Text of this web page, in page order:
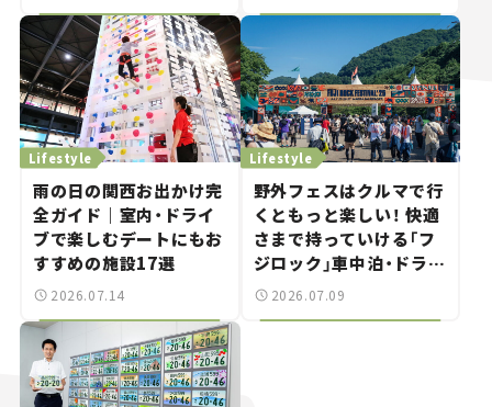
推し駅ガイド】vol.15
Lifestyle
雨の日の関西お出かけ完
全ガイド｜室内・ドライ
ブで楽しむデートにもお
すすめの施設17選
2026.07.14
Lifestyle
野外フェスはクルマで行
くともっと楽しい！ 快適
さまで持っていける「フ
ジロック」車中泊・ドライ
ブガイド。
2026.07.09